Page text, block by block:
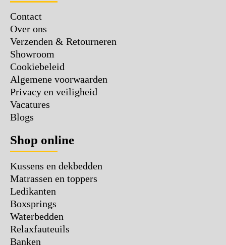
Contact
Over ons
Verzenden & Retourneren
Showroom
Cookiebeleid
Algemene voorwaarden
Privacy en veiligheid
Vacatures
Blogs
Shop online
Kussens en dekbedden
Matrassen en toppers
Ledikanten
Boxsprings
Waterbedden
Relaxfauteuils
Banken